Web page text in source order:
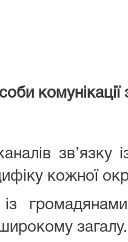
зв’язку
кожної
із
загалу.